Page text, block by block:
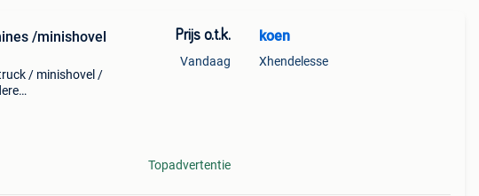
/minishovel
/ minishovel /
Prijs o.t.k.
Vandaag
Topadvertentie
koen
Xhendelesse